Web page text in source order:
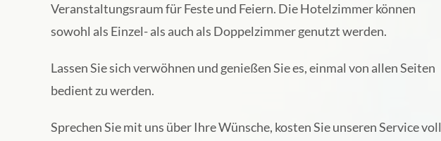
Veranstaltungsraum für Feste und Feiern. Die Hotelzimmer können
sowohl als Einzel- als auch als Doppelzimmer genutzt werden.
Lassen Sie sich verwöhnen und genießen Sie es, einmal von allen Seiten
bedient zu werden.
Sprechen Sie mit uns über Ihre Wünsche, kosten Sie unseren Service voll